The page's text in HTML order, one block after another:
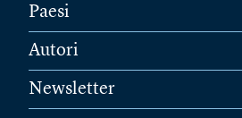
Paesi
Autori
Newsletter